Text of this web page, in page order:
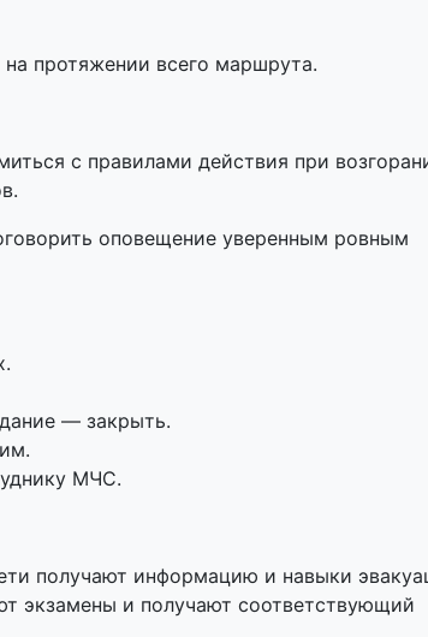
протяжении всего маршрута.
с правилами действия при
оповещение уверенным ровным
— закрыть.
МЧС.
получают информацию и навыки
экзамены и получают соответствующий